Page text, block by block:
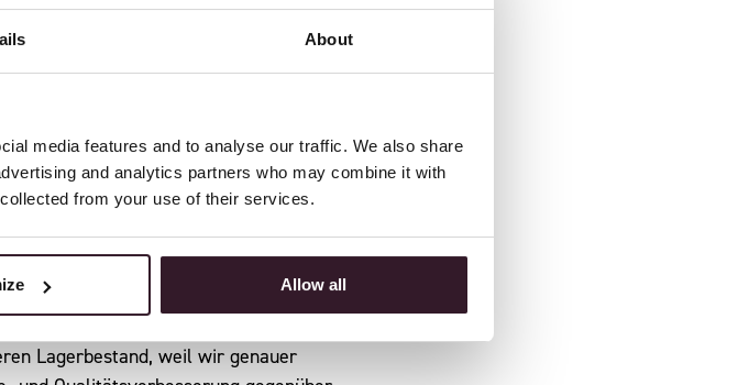
About
media features and to analyse our traffic. We also share
and analytics partners who may combine it with
from your use of their services.
Allow all
System, mit dem wir in unserer
nachvollziehen zu können. Von
als Ganzes ist es ein großer Vorteil,
kommt alles zusammen.“
von RFID auf Initiative des
wird der Druck auf die
Das verlangt unserem
werden müssen. Das RFID-System
Lagerbestand, weil wir genauer